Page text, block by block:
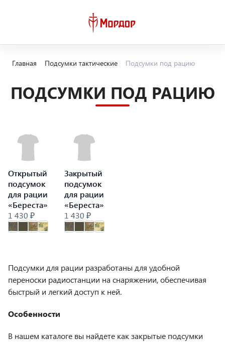
Главная Подсумки тактические Подсумки под рацию
ПОДСУМКИ ПОД РАЦИЮ
Открытый
подсумок
для рации
«Береста»
1 430 ₽
Закрытый
подсумок
для рации
«Береста»
1 430 ₽
Подсумки для рации разработаны для удобной
переноски радиостанции на снаряжении, обеспечивая
быстрый и легкий доступ к ней.
Особенности
В нашем каталоге вы найдете как закрытые подсумки